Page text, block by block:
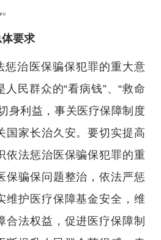
要求
治医保骗保犯罪的重大意
民群众的“看病钱”、“救命
身利益，事关医疗保障制度
国家长治久安。要切实提高
依法惩治医保骗保犯罪的重
保骗保问题整治，依法严惩
维护医疗保障基金安全，维
合法权益，促进医疗保障制